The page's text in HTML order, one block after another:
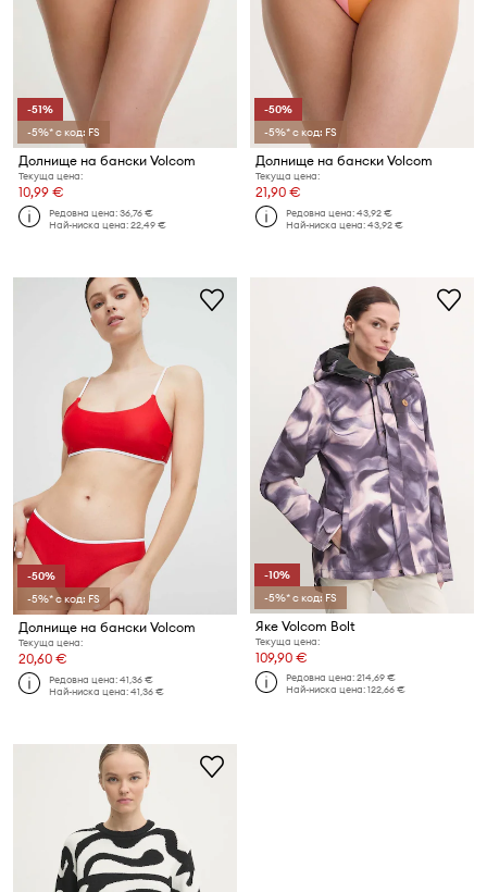
-51%
-5%* с код: FS
Долнище на бански Volcom
Текуща цена:
10,99 €
Редовна цена:36,76 €
Най-ниска цена:22,49 €
-50%
-5%* с код: FS
Долнище на бански Volcom
Текуща цена:
21,90 €
Редовна цена:43,92 €
Най-ниска цена:43,92 €
-50%
-5%* с код: FS
Долнище на бански Volcom
Текуща цена:
20,60 €
Редовна цена:41,36 €
Най-ниска цена:41,36 €
-10%
-5%* с код: FS
Яке Volcom Bolt
Текуща цена:
109,90 €
Редовна цена:214,69 €
Най-ниска цена:122,66 €